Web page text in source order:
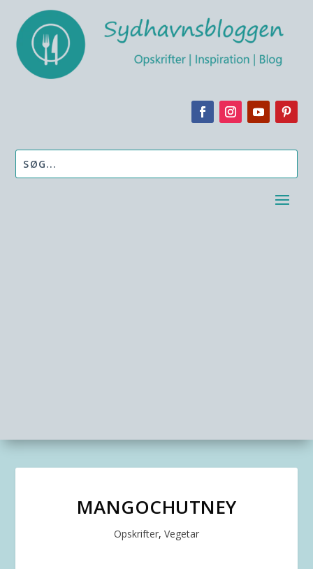
MANGOCHUTNEY
Opskrifter, Vegetar